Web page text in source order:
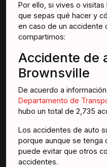
Por ello, si vives o
que sepas qué hacer y
en caso de un accidente
compartimos:
Accidente de
Brownsville
De acuerdo a
Departamento de
hubo un total de 2,735
Los accidentes de auto
porque aunque se tenga
puede evitar que otros
accidentes.